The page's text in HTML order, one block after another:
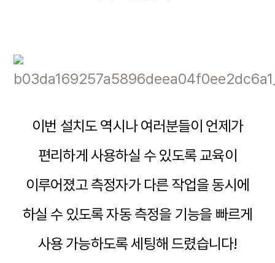
이번 설치도 역시나 여러분들이 언제가
편리하게 사용하실 수 있도록 교육이
이루어졌고 측정자가 다른 작업을 동시에
하실 수 있도록 자동 측정을 기능을 빠르게
사용 가능하도록 세팅해 드렸습니다!